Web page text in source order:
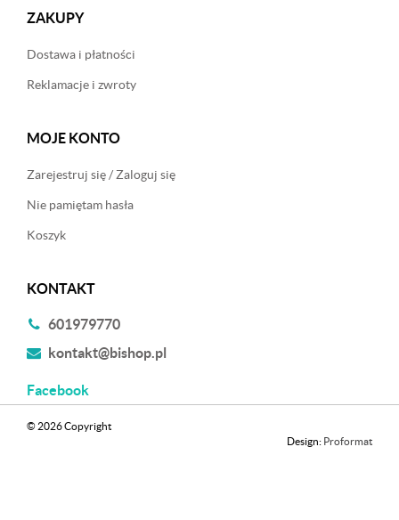
ZAKUPY
Dostawa i płatności
Reklamacje i zwroty
MOJE KONTO
Zarejestruj się / Zaloguj się
Nie pamiętam hasła
Koszyk
KONTAKT
601979770
kontakt@bishop.pl
Facebook
© 2026 Copyright
Design: Proformat